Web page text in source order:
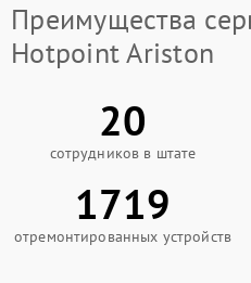
Преимущества
Hotpoint Ariston
20
сотрудников в штате
1719
отремонтированных устройств